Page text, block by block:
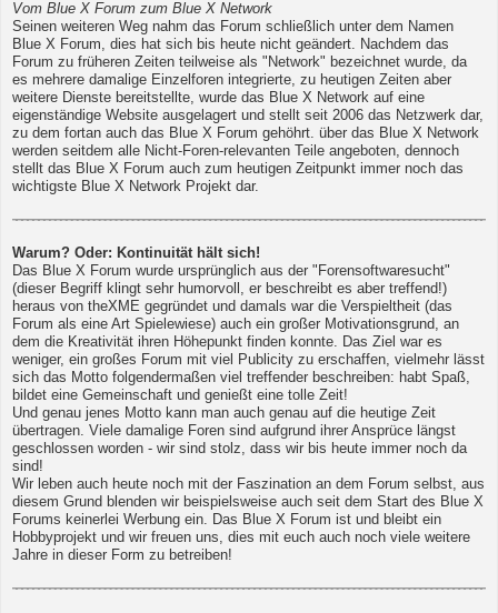
Vom Blue X Forum zum Blue X Network
Seinen weiteren Weg nahm das Forum schließlich unter dem Namen
Blue X Forum, dies hat sich bis heute nicht geändert. Nachdem das
Forum zu früheren Zeiten teilweise als "Network" bezeichnet wurde, da
es mehrere damalige Einzelforen integrierte, zu heutigen Zeiten aber
weitere Dienste bereitstellte, wurde das Blue X Network auf eine
eigenständige Website ausgelagert und stellt seit 2006 das Netzwerk dar,
zu dem fortan auch das Blue X Forum gehöhrt. über das Blue X Network
werden seitdem alle Nicht-Foren-relevanten Teile angeboten, dennoch
stellt das Blue X Forum auch zum heutigen Zeitpunkt immer noch das
wichtigste Blue X Network Projekt dar.
Warum? Oder: Kontinuität hält sich!
Das Blue X Forum wurde ursprünglich aus der "Forensoftwaresucht"
(dieser Begriff klingt sehr humorvoll, er beschreibt es aber treffend!)
heraus von theXME gegründet und damals war die Verspieltheit (das
Forum als eine Art Spielewiese) auch ein großer Motivationsgrund, an
dem die Kreativität ihren Höhepunkt finden konnte. Das Ziel war es
weniger, ein großes Forum mit viel Publicity zu erschaffen, vielmehr lässt
sich das Motto folgendermaßen viel treffender beschreiben: habt Spaß,
bildet eine Gemeinschaft und genießt eine tolle Zeit!
Und genau jenes Motto kann man auch genau auf die heutige Zeit
übertragen. Viele damalige Foren sind aufgrund ihrer Ansprüce längst
geschlossen worden - wir sind stolz, dass wir bis heute immer noch da
sind!
Wir leben auch heute noch mit der Faszination an dem Forum selbst, aus
diesem Grund blenden wir beispielsweise auch seit dem Start des Blue X
Forums keinerlei Werbung ein. Das Blue X Forum ist und bleibt ein
Hobbyprojekt und wir freuen uns, dies mit euch auch noch viele weitere
Jahre in dieser Form zu betreiben!